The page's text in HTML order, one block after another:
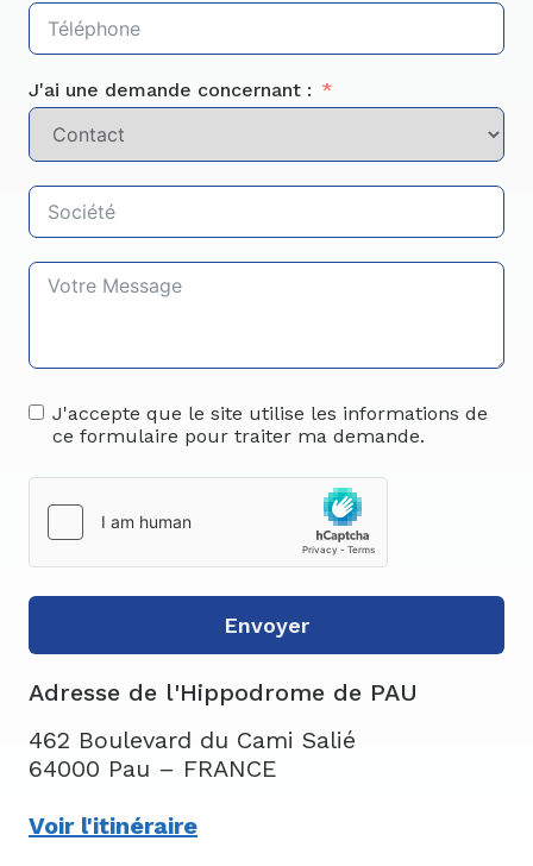
J'ai une demande concernant :
J'accepte que le site utilise les informations de
ce formulaire pour traiter ma demande.
Envoyer
Adresse de l'Hippodrome de PAU
462 Boulevard du Cami Salié
64000 Pau – FRANCE
Voir l'itinéraire